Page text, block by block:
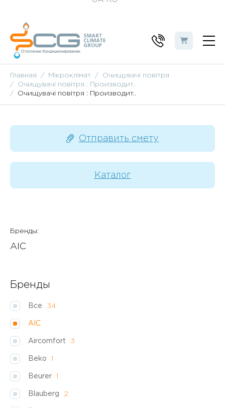
Главная Мікроклімат
Очищувачі повітря
Очищувачі повітря : Производит..
Очищувачі повітря : Производит..
Отправить смету
Каталог
Бренды:
AIC
Бренды
Все 34
AIC
Aircomfort 3
Beko 1
Beurer 1
Blauberg 2